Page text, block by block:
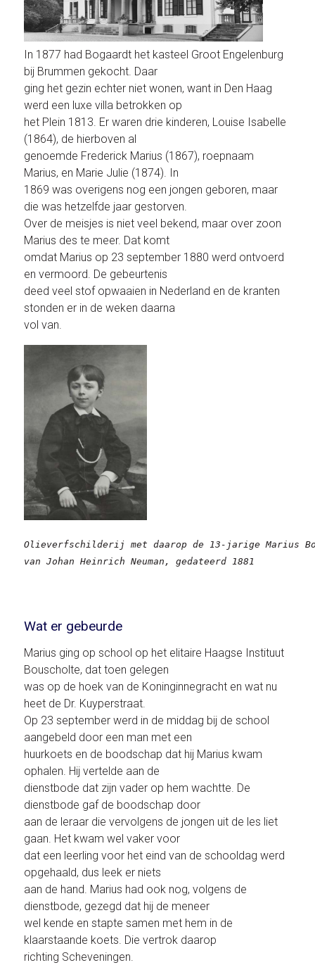
In 1877 had Bogaardt het kasteel Groot Engelenburg
bij Brummen gekocht. Daar
ging het gezin echter niet wonen, want in Den Haag
werd een luxe villa betrokken op
het Plein 1813. Er waren drie kinderen, Louise Isabelle
(1864), de hierboven al
genoemde Frederick Marius (1867), roepnaam
Marius, en Marie Julie (1874). In
1869 was overigens nog een jongen geboren, maar
die was hetzelfde jaar gestorven.
Over de meisjes is niet veel bekend, maar over zoon
Marius des te meer. Dat komt
omdat Marius op 23 september 1880 werd ontvoerd
en vermoord. De gebeurtenis
deed veel stof opwaaien in Nederland en de kranten
stonden er in de weken daarna
vol van.
Olieverfschilderij met daarop de 13-jarige Marius
van Johan Heinrich Neuman, gedateerd 1881
Wat er gebeurde
Marius ging op school op het elitaire Haagse Instituut
Bouscholte, dat toen gelegen
was op de hoek van de Koninginnegracht en wat nu
heet de Dr. Kuyperstraat.
Op 23 september werd in de middag bij de school
aangebeld door een man met een
huurkoets en de boodschap dat hij Marius kwam
ophalen. Hij vertelde aan de
dienstbode dat zijn vader op hem wachtte. De
dienstbode gaf de boodschap door
aan de leraar die vervolgens de jongen uit de les liet
gaan. Het kwam wel vaker voor
dat een leerling voor het eind van de schooldag werd
opgehaald, dus leek er niets
aan de hand. Marius had ook nog, volgens de
dienstbode, gezegd dat hij de meneer
wel kende en stapte samen met hem in de
klaarstaande koets. Die vertrok daarop
richting Scheveningen.